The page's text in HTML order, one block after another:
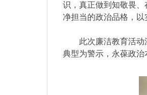
识，真正做到知敬畏
净担当的政治品格，以
此次廉洁教育活
典型为警示，永葆政治